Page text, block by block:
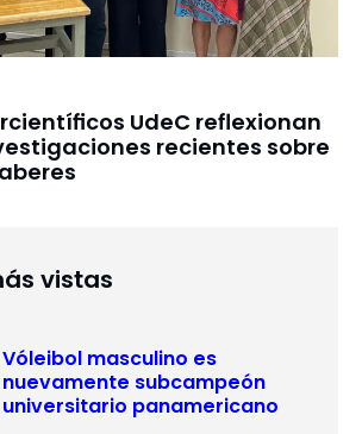
UdeC reflexionan
recientes sobre
vistas
Vóleibol masculino es
nuevamente subcampeón
universitario panamericano